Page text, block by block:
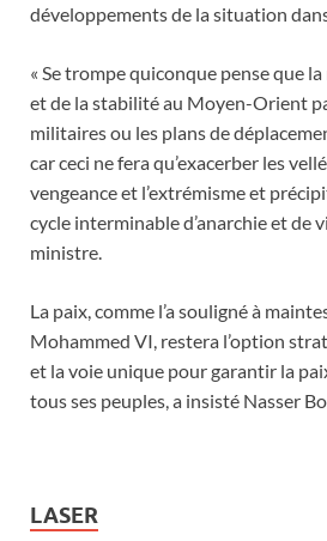
développements de la situation
« Se trompe quiconque pense que
et de la stabilité au Moyen-Orient
militaires ou les plans de
car ceci ne fera qu’exacerber les
vengeance et l’extrémisme et
cycle interminable d’anarchie et de
ministre.
La paix, comme l’a souligné à
Mohammed VI, restera l’option
et la voie unique pour garantir la
tous ses peuples, a insisté Nasser
LASER